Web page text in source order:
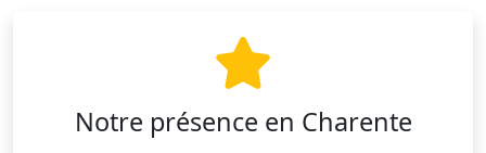
Notre présence en Charente